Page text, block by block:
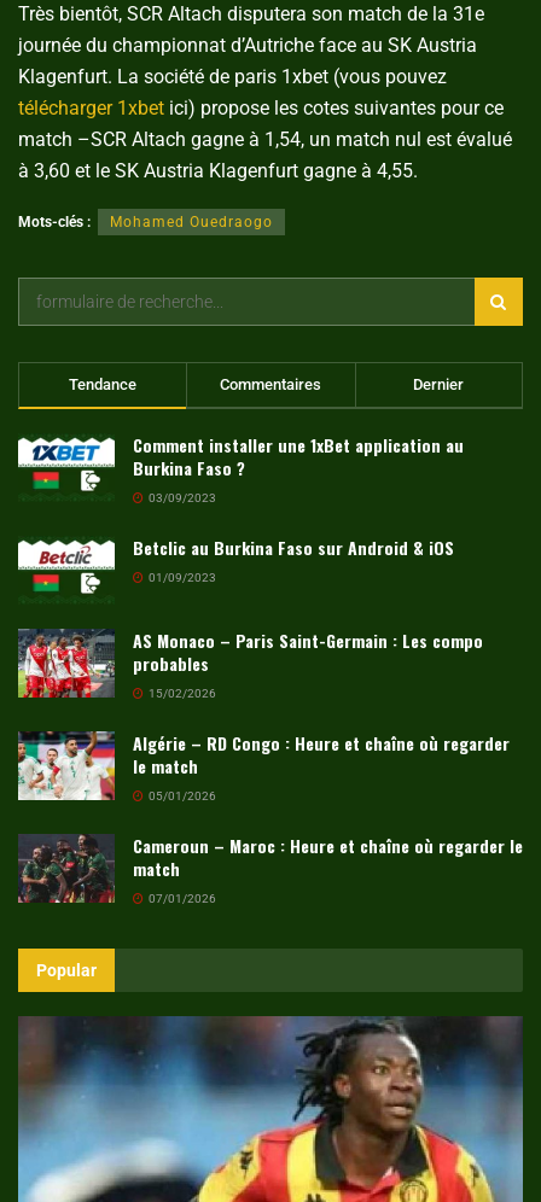
Très bientôt, SCR Altach disputera son match de la 31e
journée du championnat d’Autriche face au SK Austria
Klagenfurt. La société de paris 1xbet (vous pouvez
télécharger 1xbet ici) propose les cotes suivantes pour ce
match –SCR Altach gagne à 1,54, un match nul est évalué
à 3,60 et le SK Austria Klagenfurt gagne à 4,55.
Mots-clés : Mohamed Ouedraogo
Tendance Commentaires Dernier
Comment installer une 1xBet application au
Burkina Faso ?
03/09/2023
Betclic au Burkina Faso sur Android & iOS
01/09/2023
AS Monaco – Paris Saint-Germain : Les compo
probables
15/02/2026
Algérie – RD Congo : Heure et chaîne où regarder
le match
05/01/2026
Cameroun – Maroc : Heure et chaîne où regarder le
match
07/01/2026
Popular